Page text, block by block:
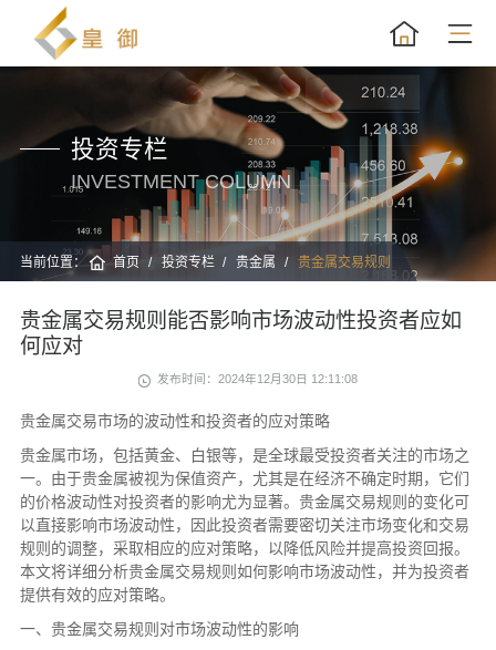
投资专栏
INVESTMENT COLUMN
当前位置： 首页 投资专栏 贵金属 贵金属交易规则
贵金属交易规则能否影响市场波动性投资者应如
何应对
发布时间：2024年12月30日 12:11:08
贵金属交易市场的波动性和投资者的应对策略
贵金属市场，包括黄金、白银等，是全球最受投资者关注的市场之
一。由于贵金属被视为保值资产，尤其是在经济不确定时期，它们
的价格波动性对投资者的影响尤为显著。贵金属交易规则的变化可
以直接影响市场波动性，因此投资者需要密切关注市场变化和交易
规则的调整，采取相应的应对策略，以降低风险并提高投资回报。
本文将详细分析贵金属交易规则如何影响市场波动性，并为投资者
提供有效的应对策略。
一、贵金属交易规则对市场波动性的影响